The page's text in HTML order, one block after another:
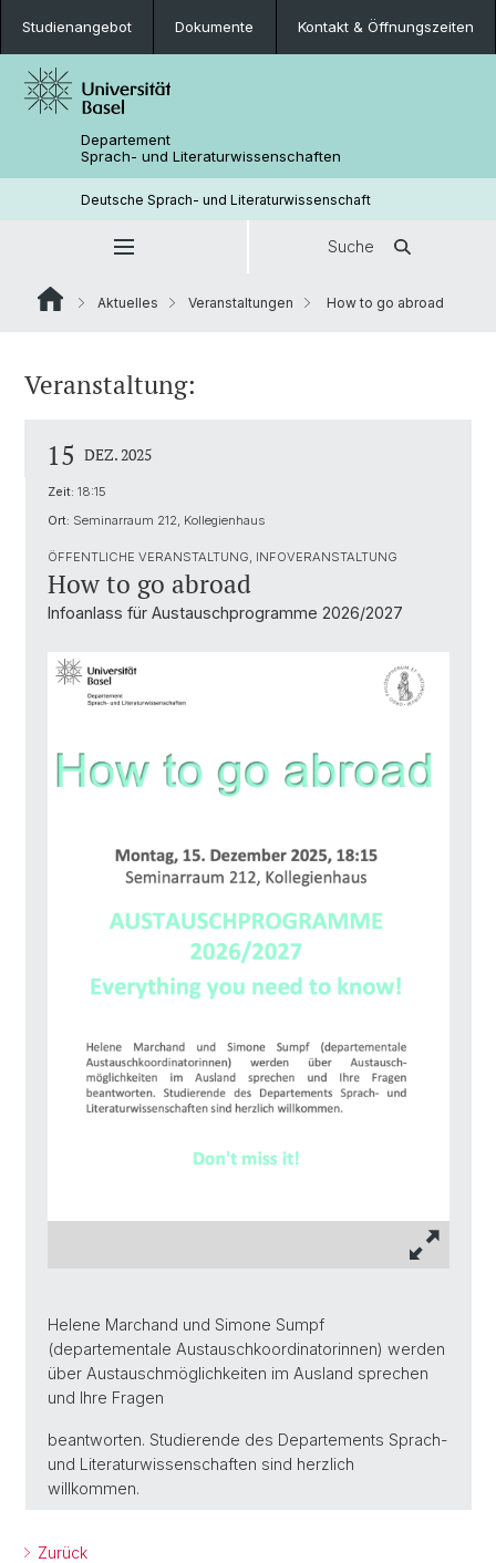
Studienangebot Dokumente Kontakt & Öffnungszeiten
Departement
Sprach- und Literaturwissenschaften
Deutsche Sprach- und Literaturwissenschaft
Suche
Aktuelles Veranstaltungen How to go abroad
Veranstaltung:
15 DEZ. 2025
Zeit: 18:15
Ort: Seminarraum 212, Kollegienhaus
ÖFFENTLICHE VERANSTALTUNG, INFOVERANSTALTUNG
How to go abroad
Infoanlass für Austauschprogramme 2026/2027
Helene Marchand und Simone Sumpf
(departementale Austauschkoordinatorinnen) werden
über Austauschmöglichkeiten im Ausland sprechen
und Ihre Fragen
beantworten. Studierende des Departements Sprach-
und Literaturwissenschaften sind herzlich
willkommen.
Zurück